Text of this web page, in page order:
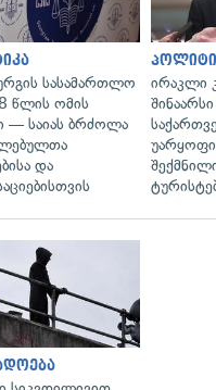
სასამართლო
წლის ომის
— საიას ბრძოლა
და
ირაკლი